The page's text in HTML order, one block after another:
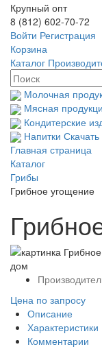
Крупный опт
8 (812) 602-70-72
Войти Регистрация
Корзина
Каталог
Молочная
Мясная
Кондитерские
Напитки
Главная страница
Каталог
Грибы
Грибное угощение
Цена по запросу
Описание
Характеристики
Комментарии